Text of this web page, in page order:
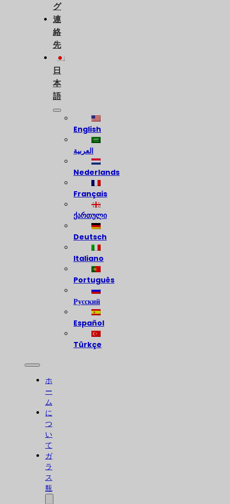
グ
連
絡
先
日
本
語
English
العربية
Nederlands
Français
ქართული
Deutsch
Italiano
Português
Русский
Español
Türkçe
ホ
ー
ム
に
つ
い
て
ガ
ラ
ス
瓶